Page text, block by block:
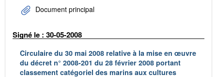
Document principal
Signé le : 30-05-2008
Circulaire du 30 mai 2008 relative à la mise en œuvre
du décret n° 2008-201 du 28 février 2008 portant
classement catégoriel des marins aux cultures